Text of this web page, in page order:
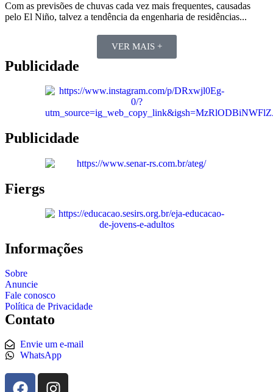
Com as previsões de chuvas cada vez mais frequentes, causadas
pelo El Niño, talvez a tendência da engenharia de residências...
VER MAIS +
Publicidade
Publicidade
Fiergs
Informações
Sobre
Anuncie
Fale conosco
Política de Privacidade
Contato
Envie um e-mail
WhatsApp